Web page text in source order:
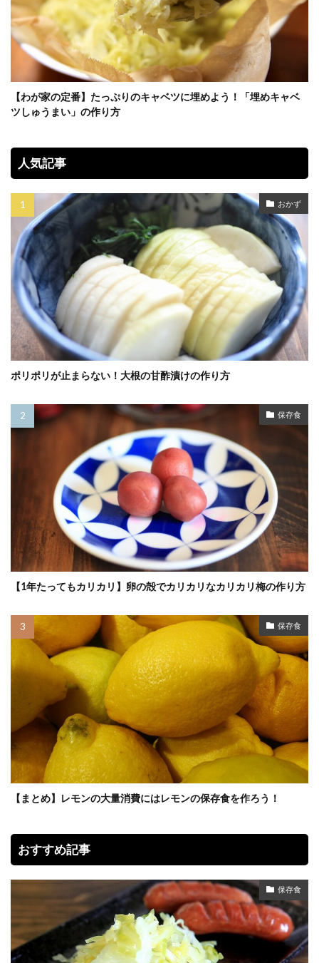
【わが家の定番】たっぷりのキャベツに埋めよう！「埋めキャベ
ツしゅうまい」の作り方
人気記事
おかず
ポリポリが止まらない！大根の甘酢漬けの作り方
保存食
【1年たってもカリカリ】卵の殻でカリカリなカリカリ梅の作り方
保存食
【まとめ】レモンの大量消費にはレモンの保存食を作ろう！
おすすめ記事
保存食